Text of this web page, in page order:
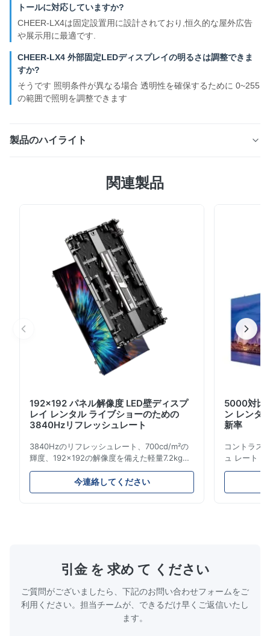
トールに対応していますか?
CHEER-LX4は固定設置用に設計されており,恒久的な屋外広告
や展示用に最適です.
CHEER-LX4 外部固定LEDディスプレイの明るさは調整できま
すか?
そうです 照明条件が異なる場合 透明性を確保するために 0~255
の範囲で照明を調整できます
製品のハイライト
120°の屋外用LEDスクリーン。 14 ビットの色深度、モジ
関連製品
192x192 パネル解像度 LED壁ディスプ
レイ レンタル ライブショーのための
3840Hzリフレッシュレート
3840Hzのリフレッシュレート、700cd/m²の
輝度、192x192の解像度を備えた軽量7.2kgの
レンタルLEDディスプレイ。簡単な設置と世界
的な電圧互換性 (AC100-240V) により、ライ
ブ イベントに最適です。
今連絡してください
5000対比
ン レンタ
新率
コントラス
ュ レート
レイ。高輝
最適です。
引金 を 求め て ください
ご質問がございましたら、下記のお問い合わせフォームをご
利用ください。担当チームが、できるだけ早くご返信いたし
ます。